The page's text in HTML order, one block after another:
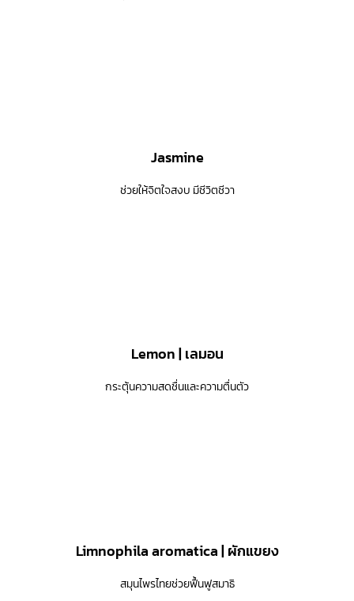
Jasmine
ช่วยให้จิตใจสงบ มีชีวิตชีวา
Lemon | เลมอน
กระตุ้นความสดชื่นและความตื่นตัว
Limnophila aromatica | ผักแขยง
สมุนไพรไทยช่วยฟื้นฟูสมาธิ